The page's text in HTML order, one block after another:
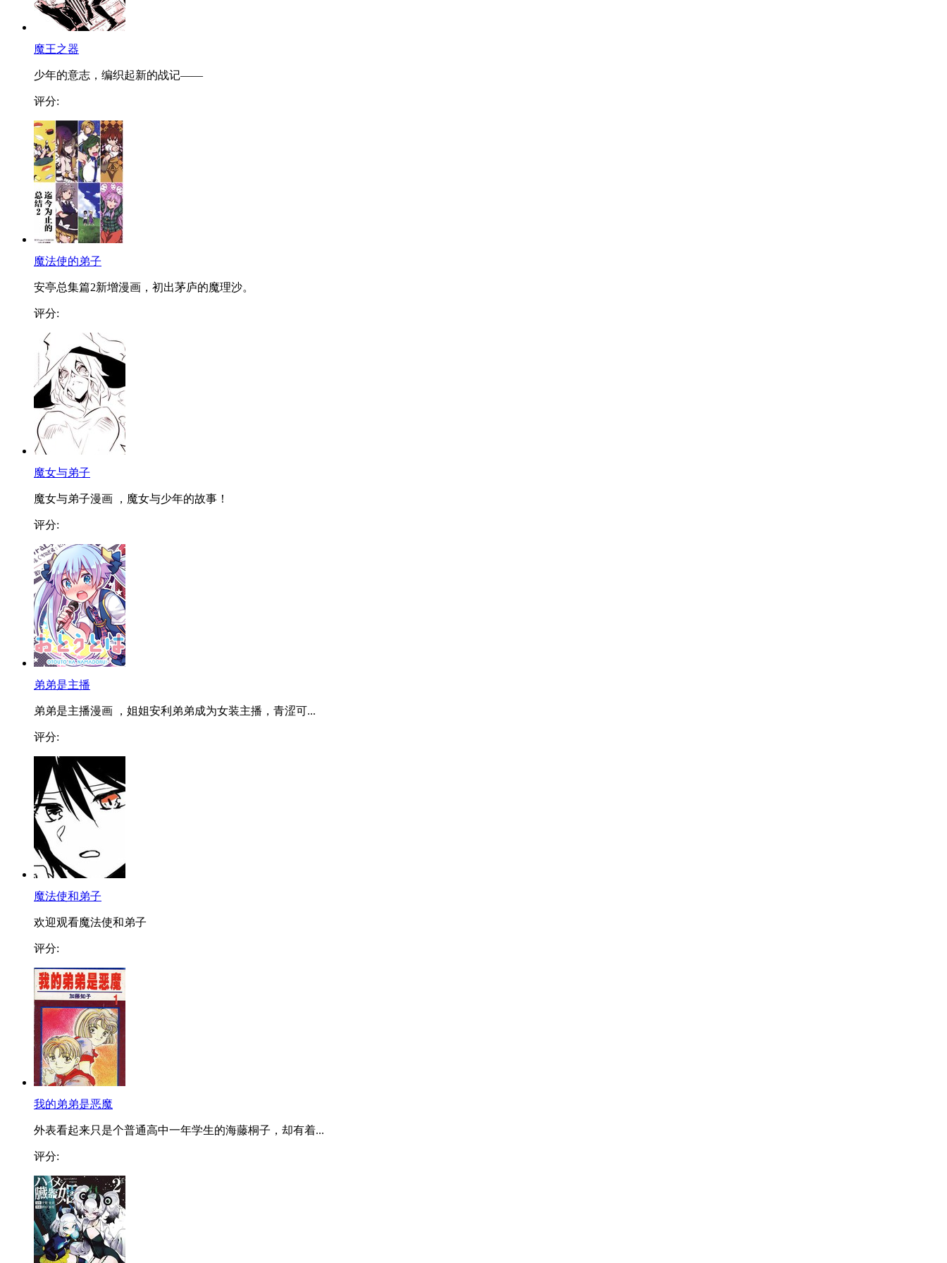
魔王之器
少年的意志，编织起新的战记——
评分:
魔法使的弟子
安亭总集篇2新增漫画，初出茅庐的魔理沙。
评分:
魔女与弟子
魔女与弟子漫画 ，魔女与少年的故事！
评分:
弟弟是主播
弟弟是主播漫画 ，姐姐安利弟弟成为女装主播，青涩可...
评分:
魔法使和弟子
欢迎观看魔法使和弟子
评分:
我的弟弟是恶魔
外表看起来只是个普通高中一年学生的海藤桐子，却有着...
评分: